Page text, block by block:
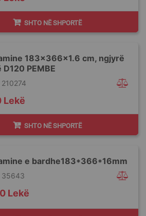
SHTO NË SHPORTË
183x366x1.6 cm, ngjyrë
D120 PEMBE
210274
Lekë
SHTO NË SHPORTË
e bardhe183*366*16mm
35643
Lekë